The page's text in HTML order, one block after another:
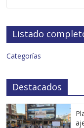
Listado
Categorías
Destacados